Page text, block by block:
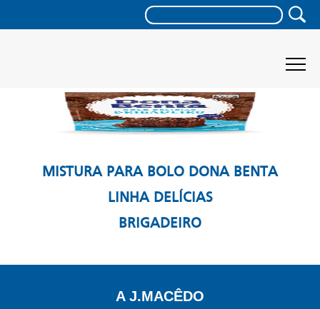
MISTURA PARA BOLO DONA BENTA
LINHA DELÍCIAS
BRIGADEIRO
A J.MACÊDO